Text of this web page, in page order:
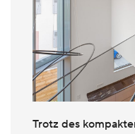
Trotz des